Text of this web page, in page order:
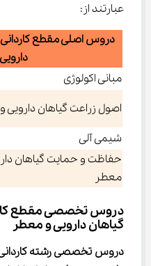
عبارتند از:
دروس اصلی مقطع ﻛﺎردانی
مبانی اکولوژی
اصول زراعت گیاهان دارویی
شیمی آلی
حفاظت و حمایت گیاهان
معطر
دروس تخصصی مقطع
گیاهان دارویی و معطر
دروس تخصصی رشته